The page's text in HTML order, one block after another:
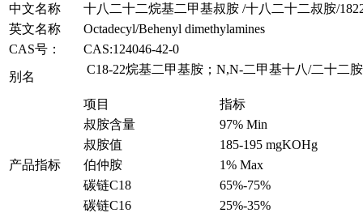
中文名称
十八二十二烷基二甲基叔胺 /十八二十二叔胺/
英文名称
Octadecyl/Behenyl dimethylamines
CAS号：
CAS:124046-42-0
别名
C18-22烷基二甲基胺；N,N-二甲基十八/二十二胺
产品指标
项目
指标
叔胺含量
97% Min
叔胺值
185-195 mgKOHg
伯仲胺
1% Max
碳链C18
65%-75%
碳链C16
25%-35%